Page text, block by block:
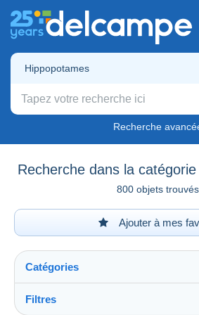
Hippopotames
Recherche
Recherche dans la catégorie
800 objets trouvés
Ajouter à mes
Catégories
Filtres